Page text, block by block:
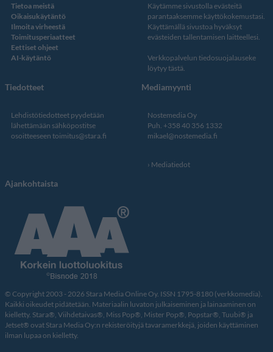
Tietoa meistä
Oikaisukäytäntö
Ilmoita virheestä
Toimitusperiaatteet
Eettiset ohjeet
AI-käytäntö
Käytämme sivustolla evästeitä
parantaaksemme käyttökokemustasi.
Käyttämällä sivustoa hyväksyt
evästeiden tallentamisen laitteellesi.
Verkkopalvelun tiedosuojalauseke
löytyy tästä
Tiedotteet
Lehdistötiedotteet pyydetään
lähettämään sähköpostitse
osoitteeseen toimitus@stara.fi
Mediamyynti
Nostemedia Oy
Puh. +358 40 356 1332
mikael@nostemedia.fi
Mediatiedot
Ajankohtaista
© Copyright 2003 - 2026 Stara Media Online Oy. ISSN 1795-8180 (verkkomedia).
Kaikki oikeudet pidätetään. Materiaalin luvaton julkaiseminen ja lainaaminen on
kielletty. Stara®, Viihdetaivas®, Miss Pop®, Mister Pop®, Popstar®, Tuubi® ja
Jetset® ovat Stara Media Oy:n rekisteröityjä tavaramerkkejä, joiden käyttäminen
ilman lupaa on kielletty.